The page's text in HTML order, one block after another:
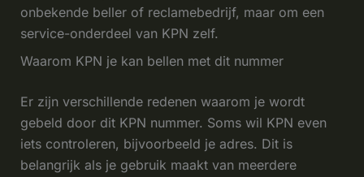
onbekende beller of reclamebedrijf, maar om een
service-onderdeel van KPN zelf.
Waarom KPN je kan bellen met dit nummer
Er zijn verschillende redenen waarom je wordt
gebeld door dit KPN nummer. Soms wil KPN even
iets controleren, bijvoorbeeld je adres. Dit is
belangrijk als je gebruik maakt van meerdere